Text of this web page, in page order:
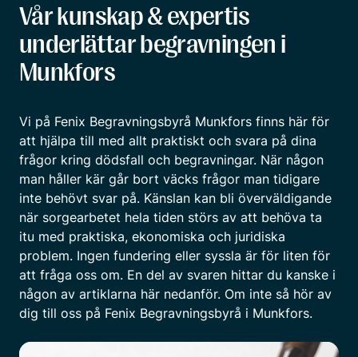
Vår kunskap & expertis
underlättar begravningen i
Munkfors
Vi på Fenix Begravningsbyrå Munkfors finns här för
att hjälpa till med allt praktiskt och svara på dina
frågor kring dödsfall och begravningar. När någon
man håller kär går bort väcks frågor man tidigare
inte behövt svar på. Känslan kan bli överväldigande
när sorgearbetet hela tiden störs av att behöva ta
itu med praktiska, ekonomiska och juridiska
problem. Ingen fundering eller syssla är för liten för
att fråga oss om. En del av svaren hittar du kanske i
någon av artiklarna här nedanför. Om inte så hör av
dig till oss på Fenix Begravningsbyrå i Munkfors.